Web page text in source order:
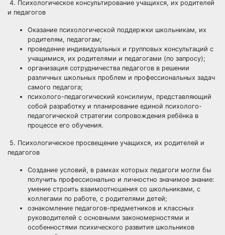
4. Психологическое консультирование учащихся, их родителей
и педагогов
Оказание психологической поддержки школьникам, их
родителям, педагогам;
проведение индивидуальных и групповых консультаций с
учащимися, их родителями и педагогами (по запросу);
организация сотрудничества педагогов в решении
различных школьных проблем и профессиональных задач
самого педагога;
психолого-педагогический консилиум, представляющий
собой разработку и планирование единой психолого-
педагогической стратегии сопровождения ребёнка в
процессе его обучения.
5. Психологическое просвещение учащихся, их родителей и
педагогов
Создание условий, в рамках которых педагоги могли бы
получить профессионально и личностно значимое знание:
умение строить взаимоотношения со школьниками, с
коллегами по работе, с родителями детей;
ознакомление педагогов-предметников и классных
руководителей с основными закономерностями и
особенностями психического развития школьников